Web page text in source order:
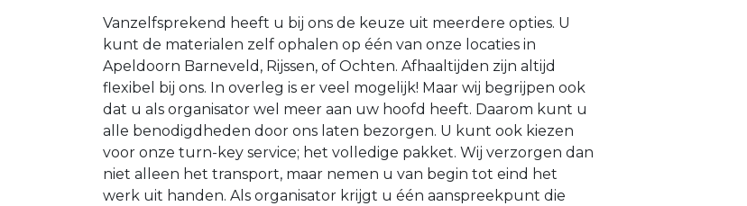
Vanzelfsprekend heeft u bij ons de keuze uit meerdere opties. U
kunt de materialen zelf ophalen op één van onze locaties in
Apeldoorn Barneveld, Rijssen, of Ochten. Afhaaltijden zijn altijd
flexibel bij ons. In overleg is er veel mogelijk! Maar wij begrijpen ook
dat u als organisator wel meer aan uw hoofd heeft. Daarom kunt u
alle benodigdheden door ons laten bezorgen. U kunt ook kiezen
voor onze turn-key service; het volledige pakket. Wij verzorgen dan
niet alleen het transport, maar nemen u van begin tot eind het
werk uit handen. Als organisator krijgt u één aanspreekpunt die